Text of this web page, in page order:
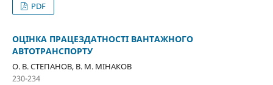
PDF
ОЦІНКА ПРАЦЕЗДАТНОСТІ ВАНТАЖНОГО
АВТОТРАНСПОРТУ
О. В. СТЕПАНОВ, В. М. МІНАКОВ
230-234